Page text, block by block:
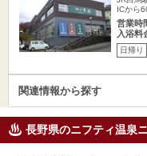
ICから
営業時
入浴料
日帰り
関連情報から探す
長野県のニフティ温泉